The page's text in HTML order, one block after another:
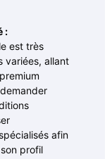
:
est très
variées, allant
afin
profil